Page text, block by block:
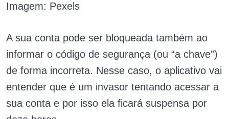
Imagem: Pexels
A sua conta pode ser bloqueada também ao
informar o código de segurança (ou “a chave”)
de forma incorreta. Nesse caso, o aplicativo vai
entender que é um invasor tentando acessar a
sua conta e por isso ela ficará suspensa por